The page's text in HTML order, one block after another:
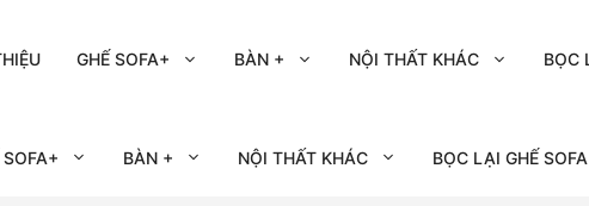
GHẾ SOFA+ BÀN + NỘI THẤT KHÁC BỌC
SOFA+ BÀN + NỘI THẤT KHÁC BỌC LẠI GHẾ SOFA